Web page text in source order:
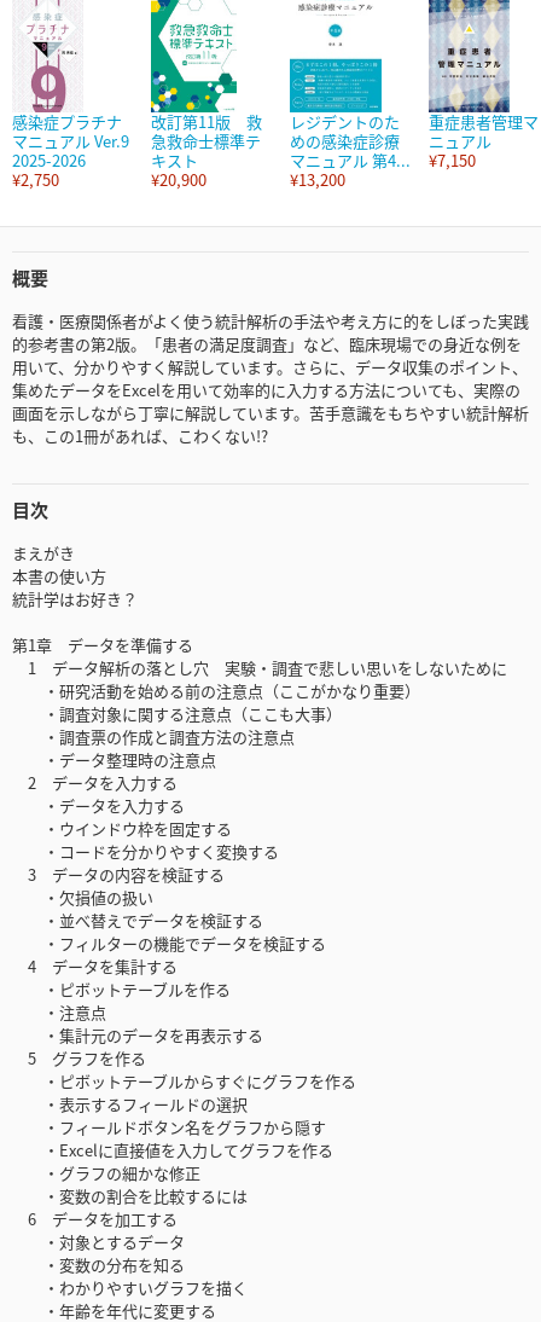
感染症プラチナ
マニュアル Ver.9
2025-2026
¥2,750
改訂第11版 救
急救命士標準テ
キスト
¥20,900
レジデントのた
めの感染症診療
マニュアル 第4...
¥13,200
重症患者管理マ
ニュアル
¥7,150
概要
看護・医療関係者がよく使う統計解析の手法や考え方に的をしぼった実践
的参考書の第2版。「患者の満足度調査」など、臨床現場での身近な例を
用いて、分かりやすく解説しています。さらに、データ収集のポイント、
集めたデータをExcelを用いて効率的に入力する方法についても、実際の
画面を示しながら丁寧に解説しています。苦手意識をもちやすい統計解析
も、この1冊があれば、こわくない!?
目次
まえがき
本書の使い方
統計学はお好き？
第1章 データを準備する
1 データ解析の落とし穴 実験・調査で悲しい思いをしないために
・研究活動を始める前の注意点（ここがかなり重要）
・調査対象に関する注意点（ここも大事）
・調査票の作成と調査方法の注意点
・データ整理時の注意点
2 データを入力する
・データを入力する
・ウインドウ枠を固定する
・コードを分かりやすく変換する
3 データの内容を検証する
・欠損値の扱い
・並べ替えでデータを検証する
・フィルターの機能でデータを検証する
4 データを集計する
・ピボットテーブルを作る
・注意点
・集計元のデータを再表示する
5 グラフを作る
・ピボットテーブルからすぐにグラフを作る
・表示するフィールドの選択
・フィールドボタン名をグラフから隠す
・Excelに直接値を入力してグラフを作る
・グラフの細かな修正
・変数の割合を比較するには
6 データを加工する
・対象とするデータ
・変数の分布を知る
・わかりやすいグラフを描く
・年齢を年代に変更する